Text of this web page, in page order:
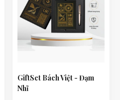
GiftSet Bách Việt - Đạm
Nhĩ